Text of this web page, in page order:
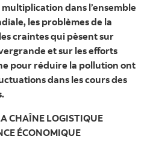
dans l’ensemble
les problèmes de la
craintes qui pèsent sur
et sur les efforts
pour réduire la pollution ont
dans les cours des
CHAÎNE LOGISTIQUE
ÉCONOMIQUE